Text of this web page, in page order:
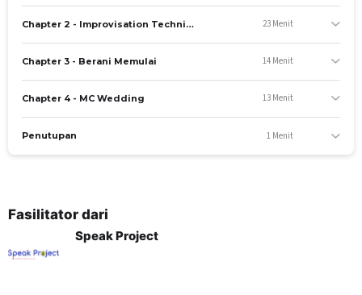
Materi yang diajar
Improvisation Technique & Practice MC Formal,
Informal, & Semi-formal
Kompetensi yang dinilai
Mengelola teknik vokal
Mengelola body language
Berani Memulai
MC Wedding
SESI KONSULTASI
Chapter 2 - Improvisation Technique & Practice MC Formal, Informat & Semi-formal 23 Menit
Chapter 3 - Berani Memulai 14 Menit
Chapter 4 - MC Wedding 13 Menit
Penutupan 1 Menit
Fasilitator dari
Speak Project